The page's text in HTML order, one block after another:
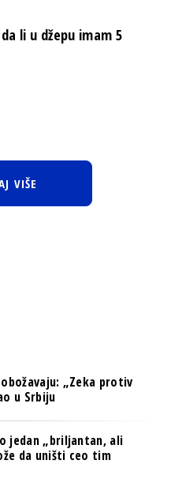
li u džepu imam 5
VIŠE
„Zeka protiv
u Srbiju
jedan „briljantan, ali
da uništi ceo tim